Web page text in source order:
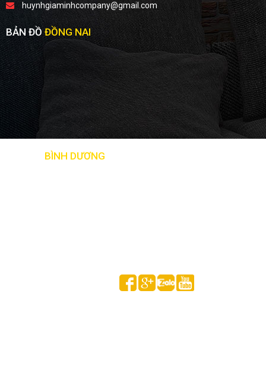
huynhgiaminhcompany@gmail.com
BẢN ĐỒĐỒNG NAI
BÌNH DƯƠNG